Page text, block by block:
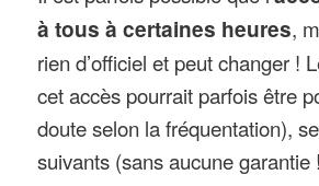
à tous à certaines heures,
rien d’officiel et peut changer !
cet accès pourrait parfois être
doute selon la fréquentation),
suivants (sans aucune garantie